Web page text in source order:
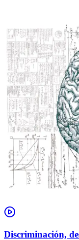
Discriminación,